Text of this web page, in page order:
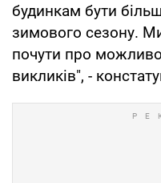
будинкам бути
зимового сезону.
почути про
викликів", -